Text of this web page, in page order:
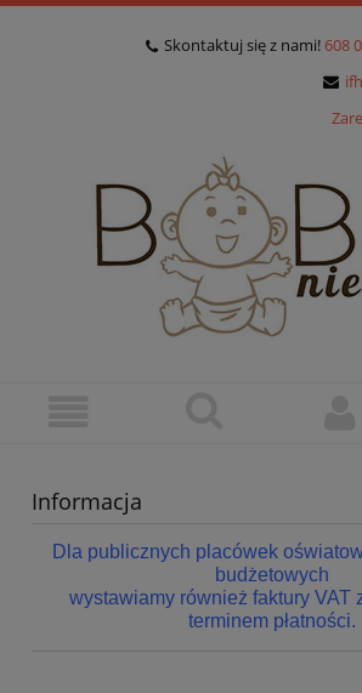
Skontaktuj się z nami! 608
Informacja
Dla publicznych placówek
budżetowych
wystawiamy również faktury VAT
terminem płatności.